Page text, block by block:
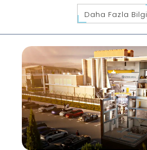
Daha Fazla Bilgi